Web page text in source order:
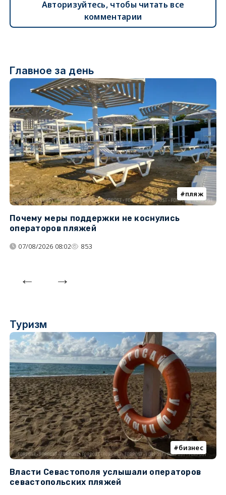
Авторизуйтесь, чтобы читать все
комментарии
Главное за день
пляж
Почему меры поддержки не коснулись
операторов пляжей
07/08/2026 08:02 853
Туризм
бизнес
Власти Севастополя услышали операторов
севастопольских пляжей